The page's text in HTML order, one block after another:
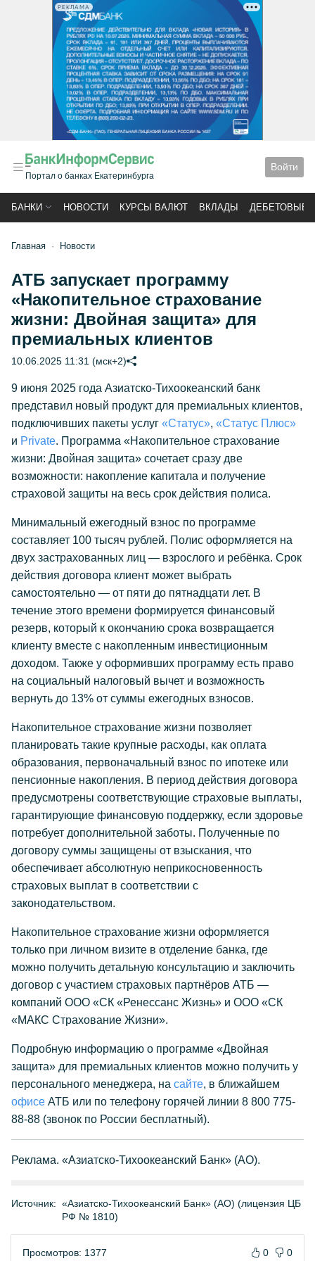
РЕКЛАМА
Портал о банках Екатеринбурга
Войти
БАНКИ НОВОСТИ КУРСЫ ВАЛЮТ ВКЛАДЫ ДЕБЕТОВЫЕ
Главная Новости
АТБ запускает программу
«Накопительное страхование
жизни: Двойная защита» для
премиальных клиентов
10.06.2025 11:31 (мск+2)
9 июня 2025 года Азиатско-Тихоокеанский банк
представил новый продукт для премиальных клиентов,
подключивших пакеты услуг «Статус», «Статус Плюс»
и Private. Программа «Накопительное страхование
жизни: Двойная защита» сочетает сразу две
возможности: накопление капитала и получение
страховой защиты на весь срок действия полиса.
Минимальный ежегодный взнос по программе
составляет 100 тысяч рублей. Полис оформляется на
двух застрахованных лиц — взрослого и ребёнка. Срок
действия договора клиент может выбрать
самостоятельно — от пяти до пятнадцати лет. В
течение этого времени формируется финансовый
резерв, который к окончанию срока возвращается
клиенту вместе с накопленным инвестиционным
доходом. Также у оформивших программу есть право
на социальный налоговый вычет и возможность
вернуть до 13% от суммы ежегодных взносов.
Накопительное страхование жизни позволяет
планировать такие крупные расходы, как оплата
образования, первоначальный взнос по ипотеке или
пенсионные накопления. В период действия договора
предусмотрены соответствующие страховые выплаты,
гарантирующие финансовую поддержку, если здоровье
потребует дополнительной заботы. Полученные по
договору суммы защищены от взыскания, что
обеспечивает абсолютную неприкосновенность
страховых выплат в соответствии с
законодательством.
Накопительное страхование жизни оформляется
только при личном визите в отделение банка, где
можно получить детальную консультацию и заключить
договор с участием страховых партнёров АТБ —
компаний ООО «СК «Ренессанс Жизнь» и ООО «СК
«МАКС Страхование Жизни».
Подробную информацию о программе «Двойная
защита» для премиальных клиентов можно получить у
персонального менеджера, на сайте, в ближайшем
офисе АТБ или по телефону горячей линии 8 800 775-
88-88 (звонок по России бесплатный).
Реклама. «Азиатско-Тихоокеанский Банк» (АО).
Источник: «Азиатско-Тихоокеанский Банк» (АО) (лицензия ЦБ
РФ № 1810)
Просмотров: 1377 0 0